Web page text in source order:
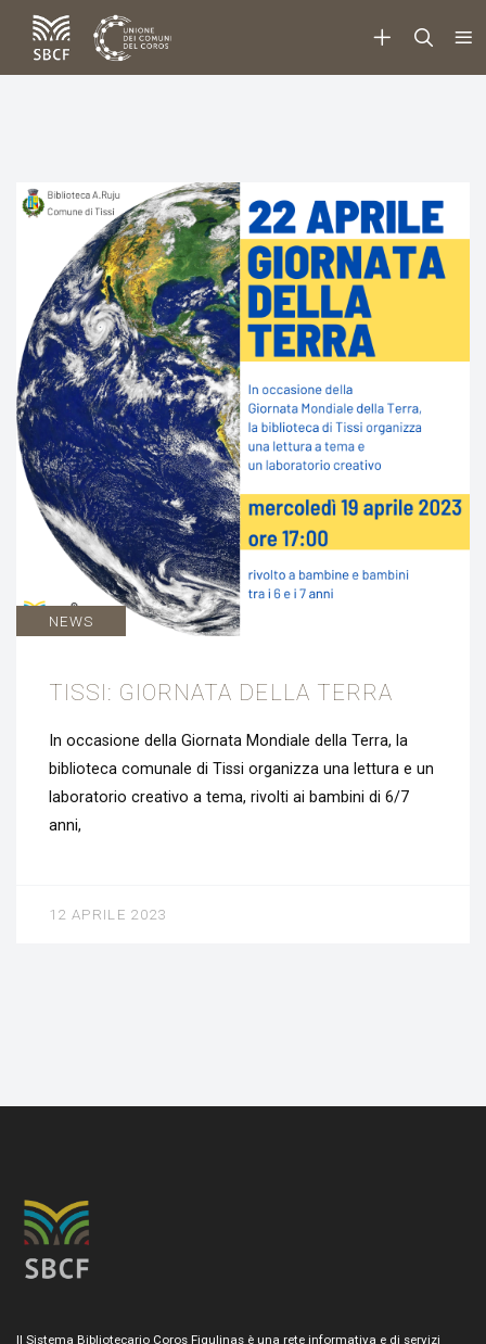
NEWS
TISSI: GIORNATA DELLA TERRA
In occasione della Giornata Mondiale della Terra, la
biblioteca comunale di Tissi organizza una lettura e un
laboratorio creativo a tema, rivolti ai bambini di 6/7
anni,
12 APRILE 2023
Il Sistema Bibliotecario Coros Figulinas è una rete informativa e di servizi